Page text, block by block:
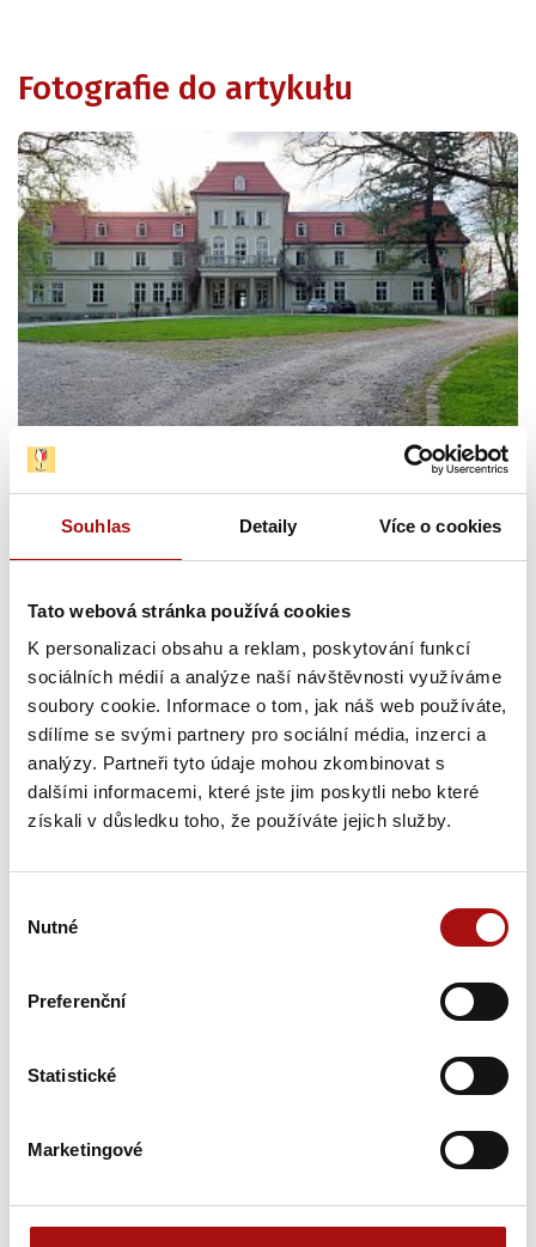
Souhlas Detaily Více o cookies
Tato webová stránka používá cookies
K personalizaci obsahu a reklam, poskytování funkcí
sociálních médií a analýze naší návštěvnosti využíváme
soubory cookie. Informace o tom, jak náš web používáte,
sdílíme se svými partnery pro sociální média, inzerci a
analýzy. Partneři tyto údaje mohou zkombinovat s
dalšími informacemi, které jste jim poskytli nebo které
získali v důsledku toho, že používáte jejich služby.
souhlasu
Nutné
Preferenční
Statistické
Marketingové
Fotografie do artykułu